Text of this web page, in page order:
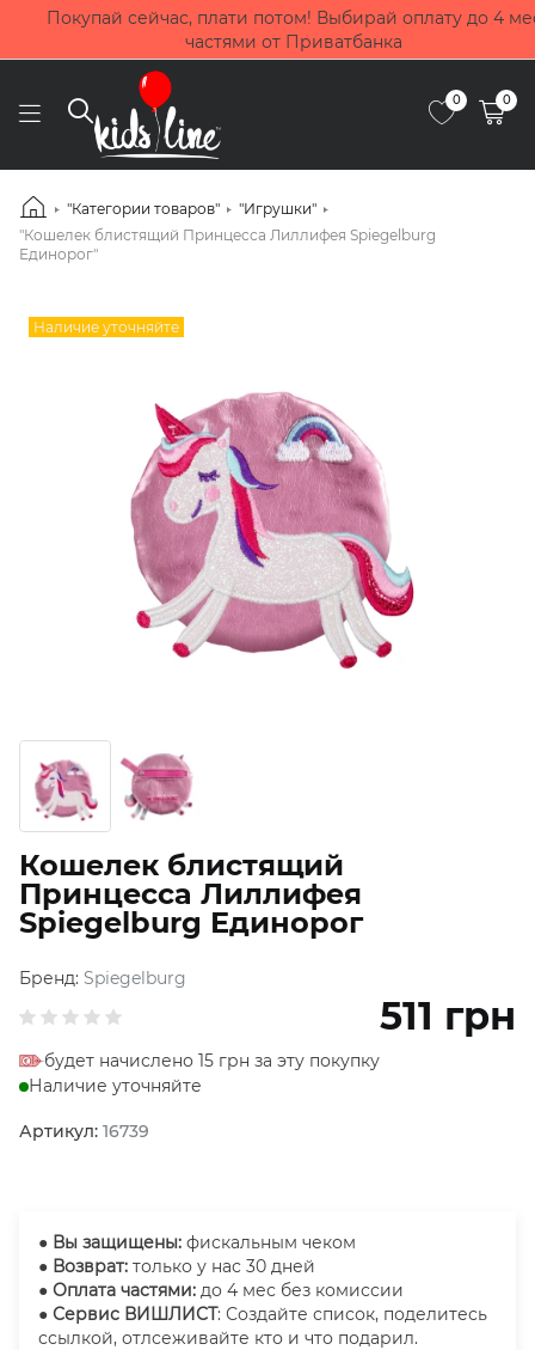
Покупай сейчас, плати потом! Выбирай оплату до 4 мес
частями от Приватбанка
0 0
"Категории товаров"
"Игрушки"
"Кошелек блистящий Принцесса Лиллифея Spiegelburg
Единорог"
Наличие уточняйте
Кошелек блистящий
Принцесса Лиллифея
Spiegelburg Единорог
Бренд: Spiegelburg
511 грн
будет начислено 15 грн за эту покупку
Наличие уточняйте
Артикул: 16739
● Вы защищены: фискальным чеком
● Возврат: только у нас 30 дней
● Оплата частями: до 4 мес без комиссии
● Сервис ВИШЛИСТ: Создайте список, поделитесь
ссылкой, отлсеживайте кто и что подарил.